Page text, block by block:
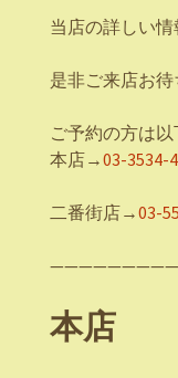
当店の詳しい情
是非ご来店お待
ご予約の方は以
本店→03-3534-
二番街店→03-
本店